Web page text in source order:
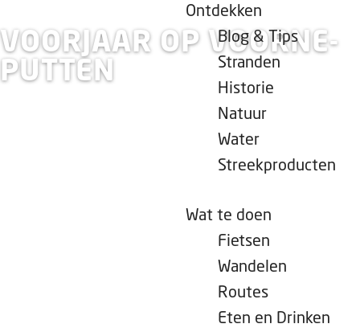
r
d
a
Ontdekken
Blog & Tips
Stranden
Historie
Natuur
Water
Streekproducten
Wat te doen
Fietsen
Wandelen
Routes
Eten en Drinken
VOORJAAR OP VOORNE-
PUTTEN